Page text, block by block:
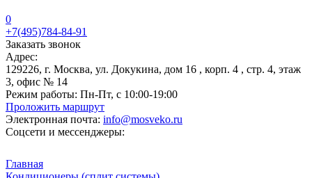
0
+7(495)784-84-91
Заказать звонок
Адрес:
129226, г. Москва, ул. Докукина, дом 16 , корп. 4 , стр. 4, этаж
3, офис № 14
Режим работы: Пн-Пт, с 10:00-19:00
Проложить маршрут
Электронная почта: info@mosveko.ru
Соцсети и мессенджеры:
Главная